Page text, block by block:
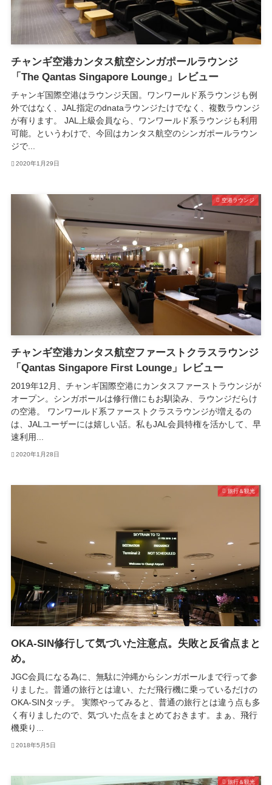
チャンギ空港カンタス航空シンガポールラウンジ
「The Qantas Singapore Lounge」レビュー
チャンギ国際空港はラウンジ天国。ワンワールド系ラウンジも例
外ではなく、JAL指定のdnataラウンジたけでなく、複数ラウンジ
が有ります。 JAL上級会員なら、ワンワールド系ラウンジも利用
可能。というわけで、今回はカンタス航空のシンガポールラウン
ジで...
2020年1月29日
空港ラウンジ
チャンギ空港カンタス航空ファーストクラスラウンジ
「Qantas Singapore First Lounge」レビュー
2019年12月、チャンギ国際空港にカンタスファーストラウンジが
オープン。シンガポールは修行僧にもお馴染み、ラウンジだらけ
の空港。 ワンワールド系ファーストクラスラウンジが増えるの
は、JALユーザーには嬉しい話。私もJAL会員特権を活かして、早
速利用...
2020年1月28日
旅行＆観光
OKA-SIN修行して気づいた注意点。失敗と反省点まと
め。
JGC会員になる為に、無駄に沖縄からシンガポールまで行って参
りました。普通の旅行とは違い、ただ飛行機に乗っているだけの
OKA-SINタッチ。 実際やってみると、普通の旅行とは違う点も多
く有りましたので、気づいた点をまとめておきます。まぁ、飛行
機乗り...
2018年5月5日
旅行＆観光